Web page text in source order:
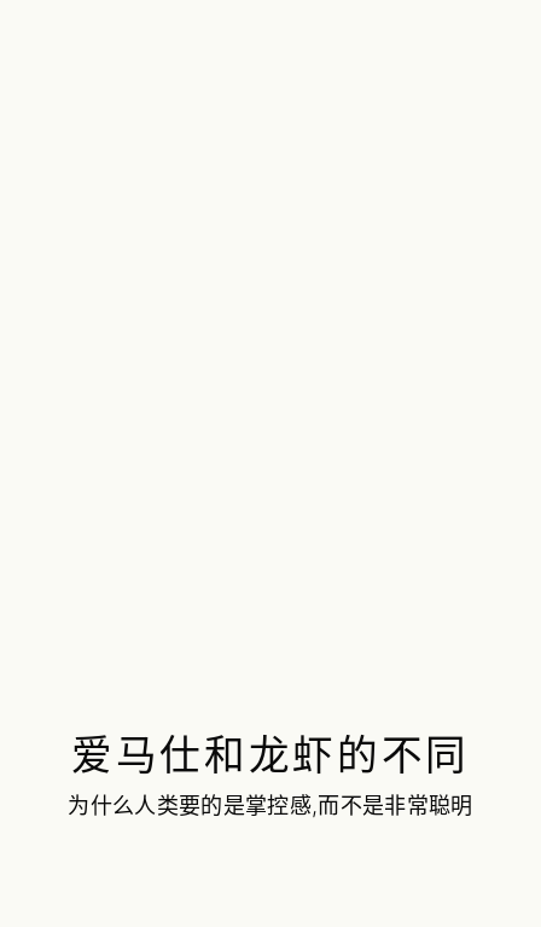
爱马仕和龙虾的不同
为什么人类要的是掌控感,而不是非常聪明